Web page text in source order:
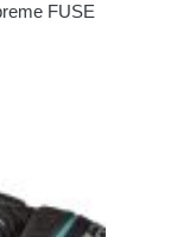
FUSE